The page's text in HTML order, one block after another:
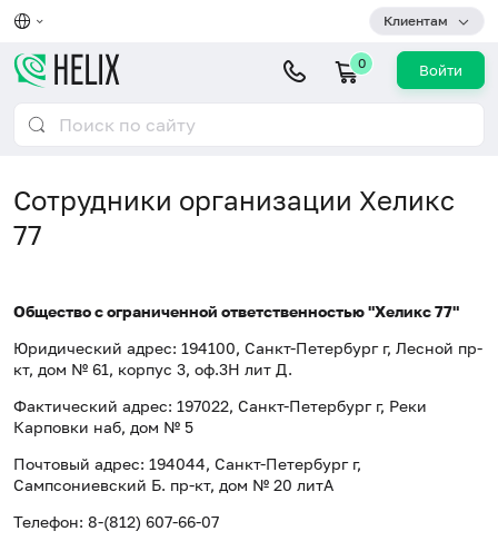
Клиентам
0 Войти
Сотрудники организации Хеликс
77
Общество с ограниченной ответственностью "Хеликс 77"
Юридический адрес: 194100, Санкт-Петербург г, Лесной пр-
кт, дом № 61, корпус 3, оф.3Н лит Д.
Фактический адрес: 197022, Санкт-Петербург г, Реки
Карповки наб, дом № 5
Почтовый адрес: 194044, Санкт-Петербург г,
Сампсониевский Б. пр-кт, дом № 20 литА
Телефон: 8-(812) 607-66-07